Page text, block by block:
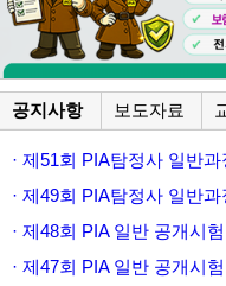
공지사항 보도자료
· 제51회 PIA탐정사 일반
· 제49회 PIA탐정사 일반
· 제48회 PIA 일반 공개시
· 제47회 PIA 일반 공개시